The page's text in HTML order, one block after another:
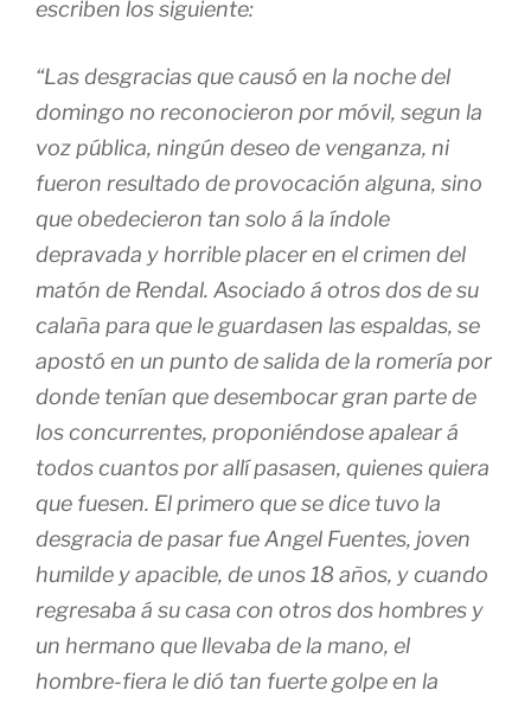
escriben los siguiente:
“Las desgracias que causó en la noche del
domingo no reconocieron por móvil, segun la
voz pública, ningún deseo de venganza, ni
fueron resultado de provocación alguna, sino
que obedecieron tan solo á la índole
depravada y horrible placer en el crimen del
matón de Rendal. Asociado á otros dos de su
calaña para que le guardasen las espaldas, se
apostó en un punto de salida de la romería por
donde tenían que desembocar gran parte de
los concurrentes, proponiéndose apalear á
todos cuantos por allí pasasen, quienes quiera
que fuesen. El primero que se dice tuvo la
desgracia de pasar fue Angel Fuentes, joven
humilde y apacible, de unos 18 años, y cuando
regresaba á su casa con otros dos hombres y
un hermano que llevaba de la mano, el
hombre-fiera le dió tan fuerte golpe en la